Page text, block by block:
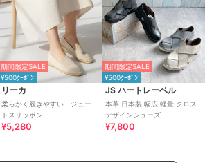
期間限定SALE
¥500ｸｰﾎﾟﾝ
リーカ
柔らかく履きやすい ジュー
トスリッポン
¥5,280
期間限定SALE
¥500ｸｰﾎﾟﾝ
JS ハートレーベル
本革 日本製 幅広 軽量 クロス
デザインシューズ
¥7,800